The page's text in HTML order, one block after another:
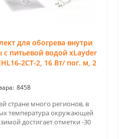
для обогрева внутри
с питьевой водой xLayder
2CT-2, 16 Вт/ пог. м, 2
8458
стране много регионов, в
температура окружающей
достигает отметки -30